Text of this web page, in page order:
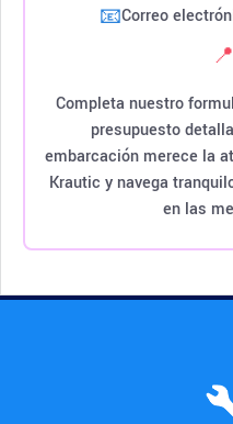
📧Correo
📍
Completa nuestro
presupuesto
embarcación merece la
Krautic y navega
en las